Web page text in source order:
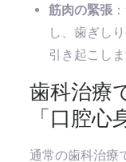
筋肉の緊張
し、歯ぎし
引き起こしま
歯科治療
「口腔心
通常の歯科治療